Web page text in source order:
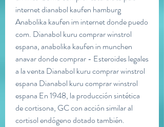
internet dianabol kaufen hamburg
Anabolika kaufen im internet donde puedo
com. Dianabol kuru comprar winstrol
espana, anabolika kaufen in munchen
anavar donde comprar - Esteroides legales
a la venta Dianabol kuru comprar winstrol
espana Dianabol kuru comprar winstrol
espana En 1948, la producción sintética
de cortisona, GC con acción similar al
cortisol endógeno dotado también.